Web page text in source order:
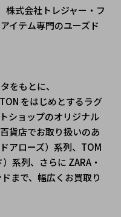
株式会社トレジャー・フ
イテム専門のユーズド
をもとに、
をはじめとするラグ
ショップのオリジナル
貨店でお取り扱いのあ
アローズ）系列、TOM
系列、さらに ZARA・
まで、幅広くお買取り